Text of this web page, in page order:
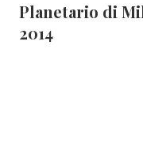
Planetario di
2014